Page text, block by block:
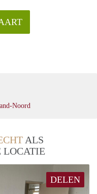
Noord
ALS
LOCATIE
DELEN